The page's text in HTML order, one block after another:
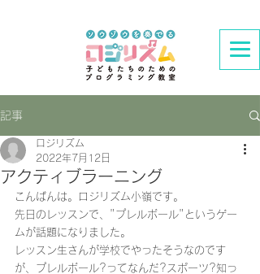
記事
アクティブラーニング
ロジリズム
2022年7月12日
こんばんは。ロジリズム小嶺です。
先日のレッスンで、"プレルボール"というゲー
ムが話題になりました。
レッスン生さんが学校でやったそうなのです
が、プレルボール?ってなんだ?スポーツ?知っ